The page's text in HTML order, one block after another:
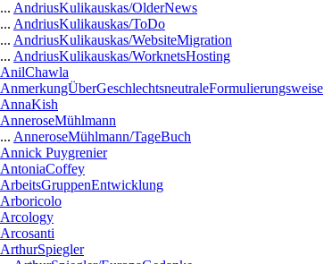
... AndriusKulikauskas/OlderNews
... AndriusKulikauskas/ToDo
... AndriusKulikauskas/WebsiteMigration
... AndriusKulikauskas/WorknetsHosting
AnilChawla
AnmerkungÜberGeschlechtsneutraleFormulierungsweise
AnnaKish
AnneroseMühlmann
... AnneroseMühlmann/TageBuch
Annick Puygrenier
AntoniaCoffey
ArbeitsGruppenEntwicklung
Arboricolo
Arcology
Arcosanti
ArthurSpiegler